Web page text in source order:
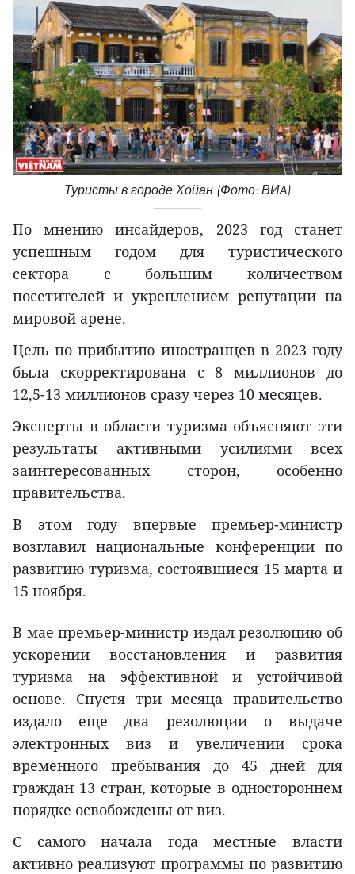
Туристы в городе Хойан (Фото: ВИA)
По мнению инсайдеров, 2023 год станет
успешным годом для туристического
сектора с большим количеством
посетителей и укреплением репутации на
мировой арене.
Цель по прибытию иностранцев в 2023 году
была скорректирована с 8 миллионов до
12,5-13 миллионов сразу через 10 месяцев.
Эксперты в области туризма объясняют эти
результаты активными усилиями всех
заинтересованных сторон, особенно
правительства.
В этом году впервые премьер-министр
возглавил национальные конференции по
развитию туризма, состоявшиеся 15 марта и
15 ноября.
В мае премьер-министр издал резолюцию об
ускорении восстановления и развития
туризма на эффективной и устойчивой
основе. Спустя три месяца правительство
издало еще два резолюции о выдаче
электронных виз и увеличении срока
временного пребывания до 45 дней для
граждан 13 стран, которые в одностороннем
порядке освобождены от виз.
С самого начала года местные власти
активно реализуют программы по развитию